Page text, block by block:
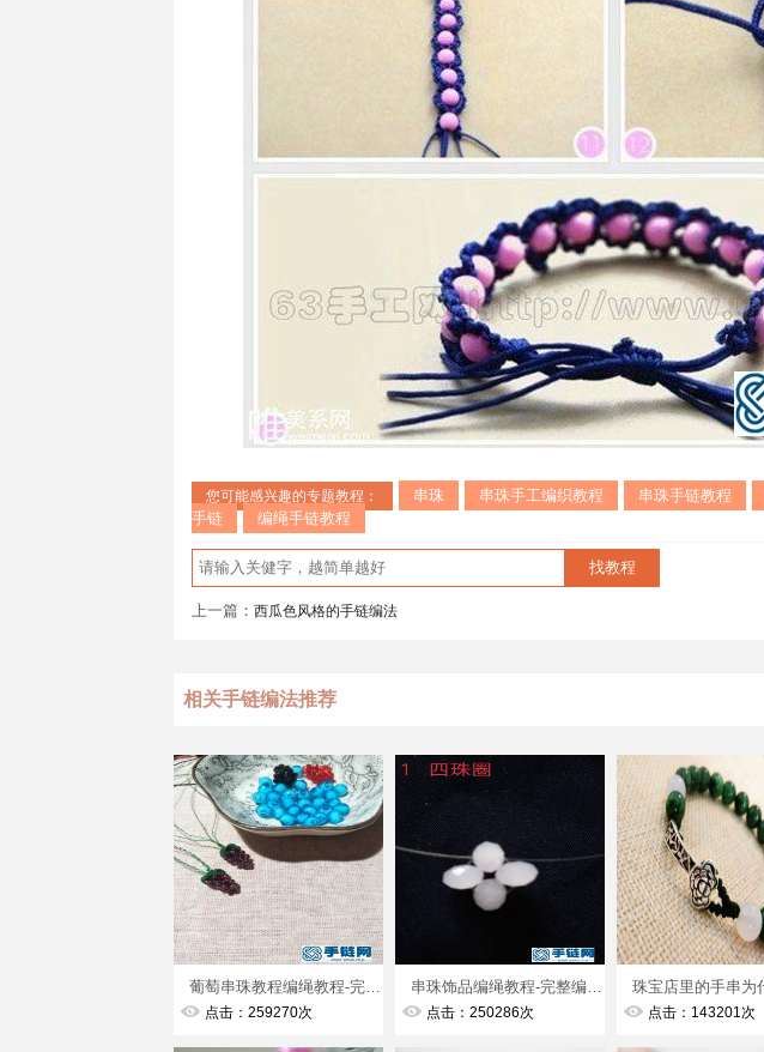
您可能感兴趣的专题教程： 串珠 串珠手工编织教程 串珠手链教程
手链
编绳手链教程
上一篇： 西瓜色风格的手链编法
相关手链编法推荐
葡萄串珠教程编绳教程-完整编法步骤
点击：259270次
串珠饰品编绳教程-完整编法步骤
点击：250286次 点击：143201次